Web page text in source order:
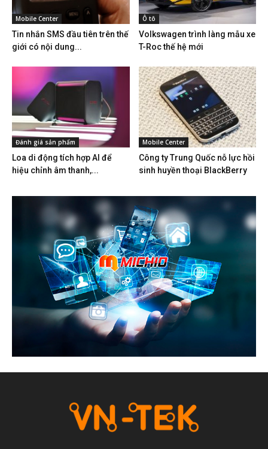
Mobile Center
Tin nhắn SMS đầu tiên trên thế
giới có nội dung...
Ô tô
Volkswagen trình làng mẫu xe
T-Roc thế hệ mới
Đánh giá sản phẩm
Loa di động tích hợp AI để
hiệu chỉnh âm thanh,...
Mobile Center
Công ty Trung Quốc nỗ lực hồi
sinh huyền thoại BlackBerry